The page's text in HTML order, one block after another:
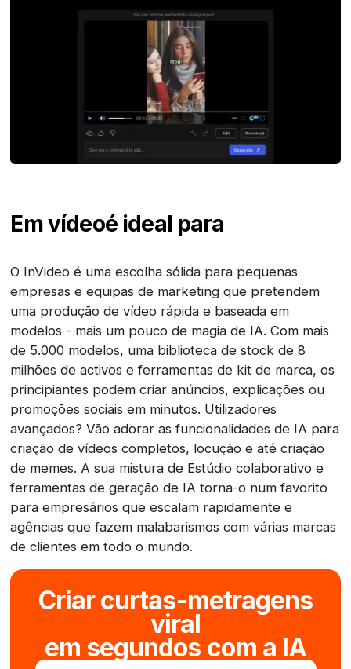
Em vídeoé ideal para
O InVideo é uma escolha sólida para pequenas
empresas e equipas de marketing que pretendem
uma produção de vídeo rápida e baseada em
modelos - mais um pouco de magia de IA. Com mais
de 5.000 modelos, uma biblioteca de stock de 8
milhões de activos e ferramentas de kit de marca, os
principiantes podem criar anúncios, explicações ou
promoções sociais em minutos. Utilizadores
avançados? Vão adorar as funcionalidades de IA para
criação de vídeos completos, locução e até criação
de memes. A sua mistura de Estúdio colaborativo e
ferramentas de geração de IA torna-o num favorito
para empresários que escalam rapidamente e
agências que fazem malabarismos com várias marcas
de clientes em todo o mundo.
Criar curtas-metragens
viral
em segundos com a IA